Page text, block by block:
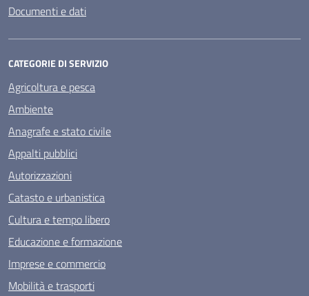
Documenti e dati
CATEGORIE DI SERVIZIO
Agricoltura e pesca
Ambiente
Anagrafe e stato civile
Appalti pubblici
Autorizzazioni
Catasto e urbanistica
Cultura e tempo libero
Educazione e formazione
Imprese e commercio
Mobilità e trasporti